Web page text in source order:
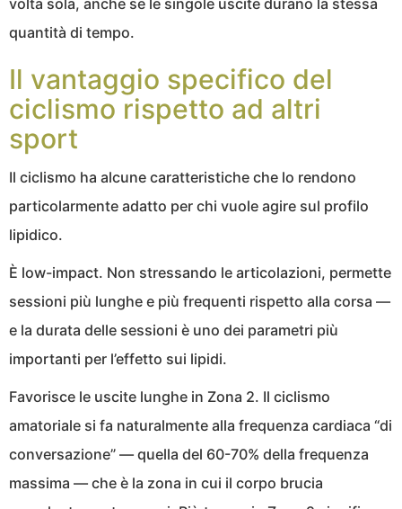
quantità di tempo.
Il vantaggio specifico del
ciclismo rispetto ad altri
sport
Il ciclismo ha alcune caratteristiche che lo rendono
particolarmente adatto per chi vuole agire sul profilo
lipidico.
È low-impact. Non stressando le articolazioni, permette
sessioni più lunghe e più frequenti rispetto alla corsa —
e la durata delle sessioni è uno dei parametri più
importanti per l’effetto sui lipidi.
Favorisce le uscite lunghe in Zona 2. Il ciclismo
amatoriale si fa naturalmente alla frequenza cardiaca “di
conversazione” — quella del 60-70% della frequenza
massima — che è la zona in cui il corpo brucia